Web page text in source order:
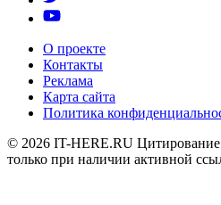
О проекте
Контакты
Реклама
Карта сайта
Политика
© 2026 IT-HERE.RU Цитирование
только при наличии активной